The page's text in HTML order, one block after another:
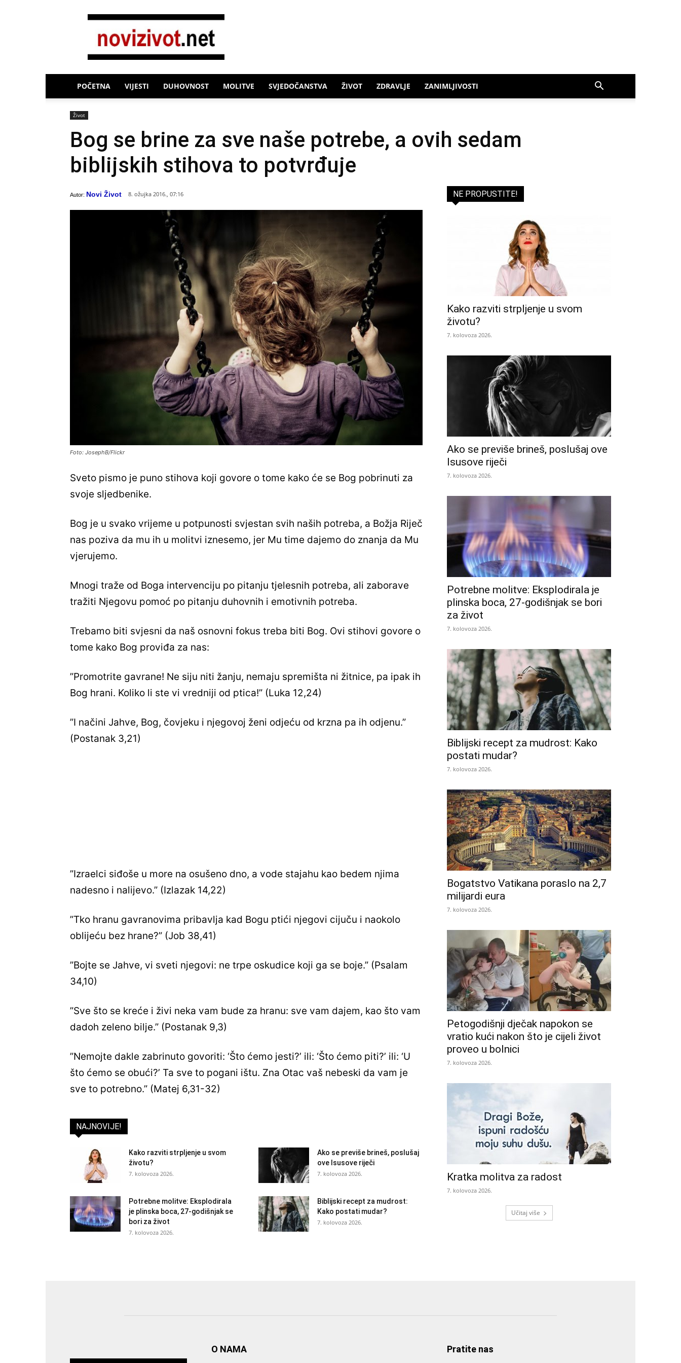
Novi
POČETNA VIJESTI DUHOVNOST MOLITVE SVJEDOČANSTVA ŽIVOT ZDRAVLJE ZANIMLJIVOSTI
Život
Bog se brine za sve naše potrebe, a ovih sedam
biblijskih stihova to potvrđuje
Autor: Novi Život 8. ožujka 2016., 07:16
Foto: JosephB/Flickr
Sveto pismo je puno stihova koji govore o tome kako će se Bog pobrinuti za
svoje sljedbenike.
Bog je u svako vrijeme u potpunosti svjestan svih naših potreba, a Božja Riječ
nas poziva da mu ih u molitvi iznesemo, jer Mu time dajemo do znanja da Mu
vjerujemo.
Mnogi traže od Boga intervenciju po pitanju tjelesnih potreba, ali zaborave
tražiti Njegovu pomoć po pitanju duhovnih i emotivnih potreba.
Trebamo biti svjesni da naš osnovni fokus treba biti Bog. Ovi stihovi govore o
tome kako Bog proviđa za nas:
”Promotrite gavrane! Ne siju niti žanju, nemaju spremišta ni žitnice, pa ipak ih
Bog hrani. Koliko li ste vi vredniji od ptica!” (Luka 12,24)
”I načini Jahve, Bog, čovjeku i njegovoj ženi odjeću od krzna pa ih odjenu.”
(Postanak 3,21)
”Izraelci siđoše u more na osušeno dno, a vode stajahu kao bedem njima
nadesno i nalijevo.” (Izlazak 14,22)
”Tko hranu gavranovima pribavlja kad Bogu ptići njegovi cijuču i naokolo
oblijeću bez hrane?” (Job 38,41)
”Bojte se Jahve, vi sveti njegovi: ne trpe oskudice koji ga se boje.” (Psalam
34,10)
”Sve što se kreće i živi neka vam bude za hranu: sve vam dajem, kao što vam
dadoh zeleno bilje.” (Postanak 9,3)
”Nemojte dakle zabrinuto govoriti: ‘Što ćemo jesti?’ ili: ‘Što ćemo piti?’ ili: ‘U
što ćemo se obući?’ Ta sve to pogani ištu. Zna Otac vaš nebeski da vam je
sve to potrebno.” (Matej 6,31-32)
NAJNOVIJE!
Kako razviti strpljenje u svom
životu?
7. kolovoza 2026.
Ako se previše brineš, poslušaj
ove Isusove riječi
7. kolovoza 2026.
Potrebne molitve: Eksplodirala
je plinska boca, 27-godišnjak se
bori za život
7. kolovoza 2026.
Biblijski recept za mudrost:
Kako postati mudar?
7. kolovoza 2026.
NE PROPUSTITE!
Kako razviti strpljenje u svom
životu?
7. kolovoza 2026.
Ako se previše brineš, poslušaj ove
Isusove riječi
7. kolovoza 2026.
Potrebne molitve: Eksplodirala je
plinska boca, 27-godišnjak se bori
za život
7. kolovoza 2026.
Biblijski recept za mudrost: Kako
postati mudar?
7. kolovoza 2026.
Bogatstvo Vatikana poraslo na 2,7
milijardi eura
7. kolovoza 2026.
Petogodišnji dječak napokon se
vratio kući nakon što je cijeli život
proveo u bolnici
7. kolovoza 2026.
Kratka molitva za radost
7. kolovoza 2026.
Učitaj više
O NAMA Pratite nas